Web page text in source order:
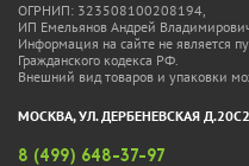
ОГРНИП: 323508100208194,
ИП Емельянов Андрей
Информация на сайте не является
Гражданского кодекса РФ.
Внешний вид товаров и упаковки
МОСКВА, УЛ. ДЕРБЕНЕВСКАЯ Д.20С2
8 (499) 648-37-97